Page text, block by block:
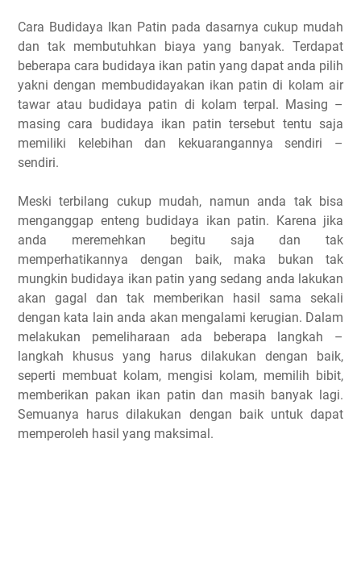
Cara Budidaya Ikan Patin pada dasarnya cukup mudah
dan tak membutuhkan biaya yang banyak. Terdapat
beberapa cara budidaya ikan patin yang dapat anda pilih
yakni dengan membudidayakan ikan patin di kolam air
tawar atau budidaya patin di kolam terpal. Masing –
masing cara budidaya ikan patin tersebut tentu saja
memiliki kelebihan dan kekuarangannya sendiri –
sendiri.
Meski terbilang cukup mudah, namun anda tak bisa
menganggap enteng budidaya ikan patin. Karena jika
anda meremehkan begitu saja dan tak
memperhatikannya dengan baik, maka bukan tak
mungkin budidaya ikan patin yang sedang anda lakukan
akan gagal dan tak memberikan hasil sama sekali
dengan kata lain anda akan mengalami kerugian. Dalam
melakukan pemeliharaan ada beberapa langkah –
langkah khusus yang harus dilakukan dengan baik,
seperti membuat kolam, mengisi kolam, memilih bibit,
memberikan pakan ikan patin dan masih banyak lagi.
Semuanya harus dilakukan dengan baik untuk dapat
memperoleh hasil yang maksimal.